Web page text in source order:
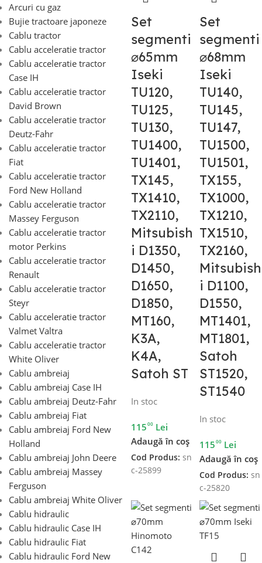
Arcuri cu gaz
Bujie tractoare japoneze
Cablu tractor
Cablu acceleratie tractor
Cablu acceleratie tractor
Case IH
Cablu acceleratie tractor
David Brown
Cablu acceleratie tractor
Deutz-Fahr
Cablu acceleratie tractor
Fiat
Cablu acceleratie tractor
Ford New Holland
Cablu acceleratie tractor
Massey Ferguson
Cablu acceleratie tractor
motor Perkins
Cablu acceleratie tractor
Renault
Cablu acceleratie tractor
Steyr
Cablu acceleratie tractor
Valmet Valtra
Cablu acceleratie tractor
White Oliver
Cablu ambreiaj
Cablu ambreiaj Case IH
Cablu ambreiaj Deutz-Fahr
Cablu ambreiaj Fiat
Cablu ambreiaj Ford New
Holland
Cablu ambreiaj John Deere
Cablu ambreiaj Massey
Ferguson
Cablu ambreiaj White Oliver
Cablu hidraulic
Cablu hidraulic Case IH
Cablu hidraulic Fiat
Cablu hidraulic Ford New
Set
segmenti
⌀65mm
Iseki
TU120,
TU125,
TU130,
TU1400,
TU1401,
TX145,
TX1410,
TX2110,
Mitsubish
i D1350,
D1450,
D1650,
D1850,
MT160,
K3A,
K4A,
Satoh ST
In stoc
11500 Lei
Adaugă în coș
Cod Produs: sn
c-25899
Set
segmenti
⌀68mm
Iseki
TU140,
TU145,
TU147,
TU1500,
TU1501,
TX155,
TX1000,
TX1210,
TX1510,
TX2160,
Mitsubish
i D1100,
D1550,
MT1401,
MT1801,
Satoh
ST1520,
ST1540
In stoc
11500 Lei
Adaugă în coș
Cod Produs: sn
c-25820